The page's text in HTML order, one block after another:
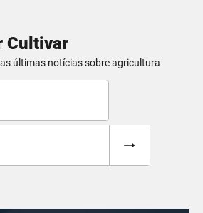
Cultivar
últimas notícias sobre agricultura